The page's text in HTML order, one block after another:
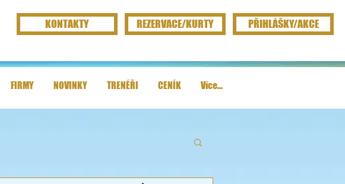
KONTAKTY REZERVACE/KURTY PŘIHLÁŠKY/AKCE
FIRMY NOVINKY TRENÉŘI CENÍK Více...